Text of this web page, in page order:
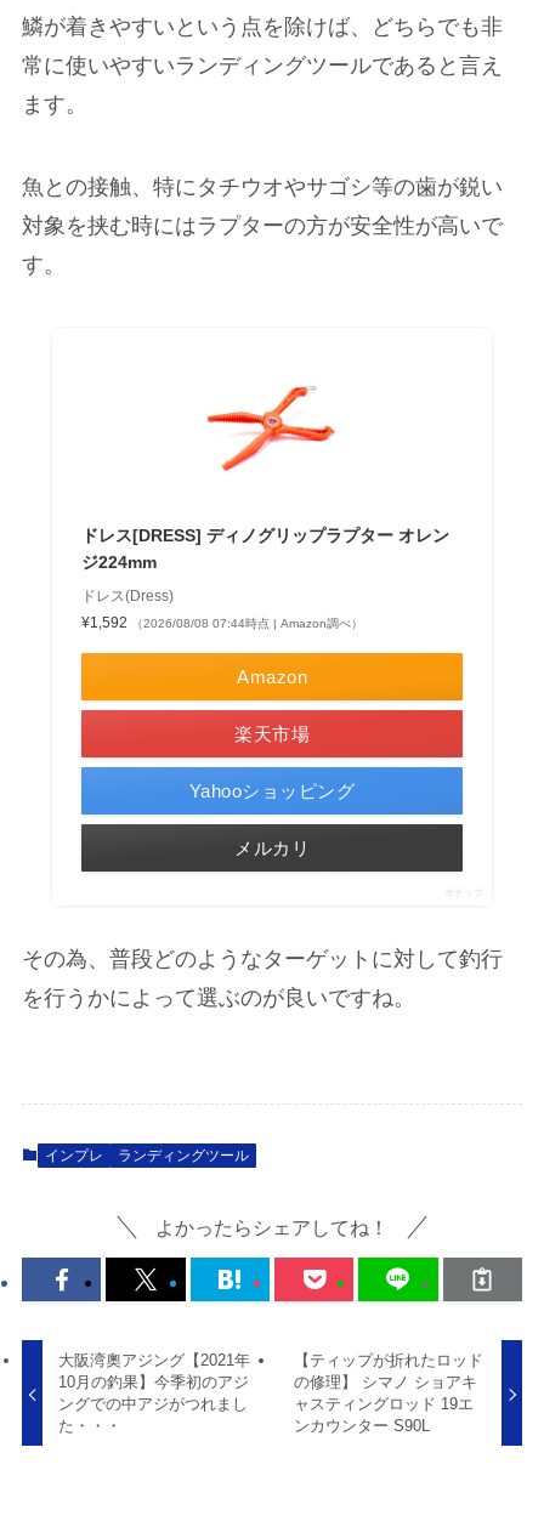
鱗が着きやすいという点を除けば、どちらでも非
常に使いやすいランディングツールであると言え
ます。
魚との接触、特にタチウオやサゴシ等の歯が鋭い
対象を挟む時にはラプターの方が安全性が高いで
す。
ドレス[DRESS] ディノグリップラプター オレン
ジ224mm
ドレス(Dress)
¥1,592
（2026/08/08 07:44時点 | Amazon調べ）
Amazon
楽天市場
Yahooショッピング
メルカリ
ポチップ
その為、普段どのようなターゲットに対して釣行
を行うかによって選ぶのが良いですね。
インプレ ランディングツール
よかったらシェアしてね！
大阪湾奧アジング【2021年
10月の釣果】今季初のアジ
ングでの中アジがつれまし
た・・・
【ティップが折れたロッド
の修理】 シマノ ショアキ
ャスティングロッド 19エ
ンカウンター S90L